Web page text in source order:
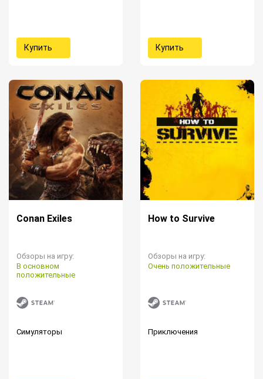
Купить Купить
Conan Exiles
Обзоры на игру:
В основном
положительные
Симуляторы
How to Survive
Обзоры на игру:
Очень положительные
Приключения